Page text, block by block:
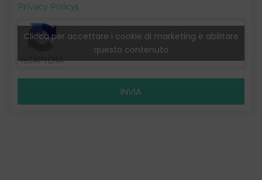
Privacy Policy).
Clicca per accettare i cookie di marketing e abilitare
questo contenuto
INVIA